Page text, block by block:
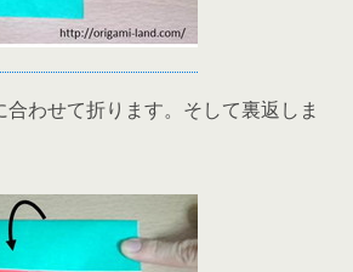
わせて折ります。そして裏返しま